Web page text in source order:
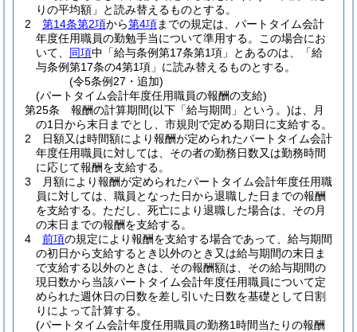
りの平均額」と読み替えるものとする。
2
第14条第2項から第4項までの規定は、パートタイム会計
年度任用職員の勤勉手当について準用する。
この場合にお
いて、 同項中「給与条例第17条第1項」とあるのは、「給
与条例第17条の4第1項」に読み替えるものとする。
(令5条例27・追加)
(パートタイム会計年度任用職員の報酬の支給)
第25条
報酬の計算期間(以下「給与期間」という。)は、月
の1日から末日までとし、市規則で定める期日に支給する。
2
日額又は時間額により報酬が定められたパートタイム会計
年度任用職員に対しては、その者の勤務日数又は勤務時間
に応じて報酬を支給する。
3
月額により報酬が定められたパートタイム会計年度任用職
員に対しては、職員となった日から退職した日までの報酬
を支給する。 ただし、死亡により退職した場合は、その月
の末日までの報酬を支給する。
4
前項の規定により報酬を支給する場合であって、給与期間
の初日から支給するとき以外のとき又は給与期間の末日ま
で支給する以外のときは、その報酬額は、その給与期間の
現日数から当該パートタイム会計年度任用職員について定
められた週休日の日数を差し引いた日数を基礎として日割
りによって計算する。
(パートタイム会計年度任用職員の勤務1時間当たりの報酬